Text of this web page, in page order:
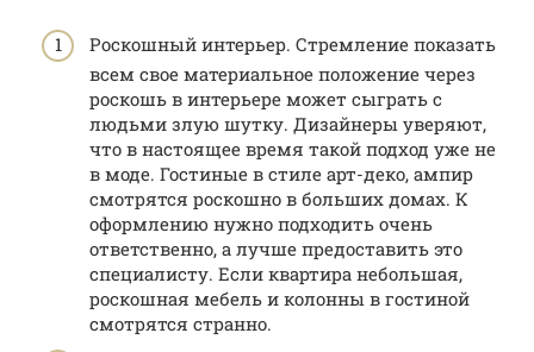
Роскошный интерьер. Стремление показать
всем свое материальное положение через
роскошь в интерьере может сыграть с
людьми злую шутку. Дизайнеры уверяют,
что в настоящее время такой подход уже не
в моде. Гостиные в стиле арт-деко, ампир
смотрятся роскошно в больших домах. К
оформлению нужно подходить очень
ответственно, а лучше предоставить это
специалисту. Если квартира небольшая,
роскошная мебель и колонны в гостиной
смотрятся странно.